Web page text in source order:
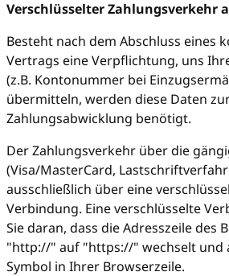
Verschlüsselter Zahlungsverkehr
Besteht nach dem Abschluss eines
Vertrags eine Verpflichtung, uns
(z.B. Kontonummer bei
übermitteln, werden diese Daten
Zahlungsabwicklung benötigt.
Der Zahlungsverkehr über die
(Visa/MasterCard,
ausschließlich über eine
Verbindung. Eine verschlüsselte
Sie daran, dass die Adresszeile des
"http://" auf "https://" wechselt und
Symbol in Ihrer Browserzeile.